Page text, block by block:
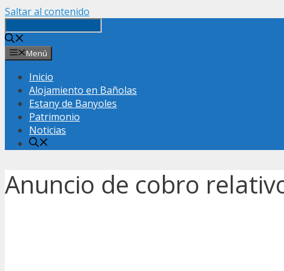
Saltar al contenido
Menú
Inicio
Alojamiento en Bañolas
Estany de Banyoles
Patrimonio
Noticias
Anuncio de cobro